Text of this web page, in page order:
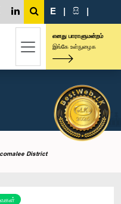
E | සි |
எனது பாராளுமன்றம்
இங்கே உள்நுழைக
District